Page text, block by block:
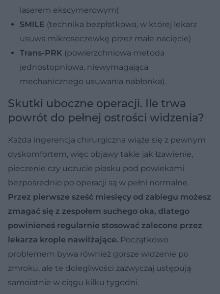
laserem ekscymerowym)
SMILE (technika bezpłatkowa, w której lekarz
usuwa mikrosoczewkę przez małe nacięcie)
Trans-PRK (powierzchniowa metoda
jednostopniowa, niewymagająca
mechanicznego usuwania nabłonka).
Skutki uboczne operacji. Ile trwa
powrót do pełnej ostrości widzenia?
Każda ingerencja chirurgiczna wiąże się z pewnym
dyskomfortem, więc objawy takie jak łzawienie,
pieczenie czy uczucie piasku pod powiekami
bezpośrednio po operacji są w pełni normalne.
Przez pierwsze sześć miesięcy od zabiegu możesz
zmagać się z zespołem suchego oka, dlatego
powinieneś regularnie stosować zalecone przez
lekarza krople nawilżające. Początkowo
problemem bywa również gorsze widzenie po
zmroku, ale te dolegliwości zazwyczaj ustępują
samoistnie w ciągu kilku tygodni.